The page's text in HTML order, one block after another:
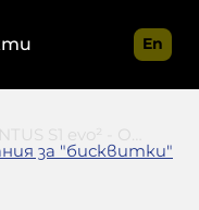
за "бисквитки"
En
S1 evo² - ОПИТЪТ НА HANKOOK